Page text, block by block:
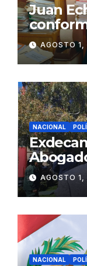
Juan
Fujimori
AGOSTO
NACIONAL
AGOSTO
NACIONAL